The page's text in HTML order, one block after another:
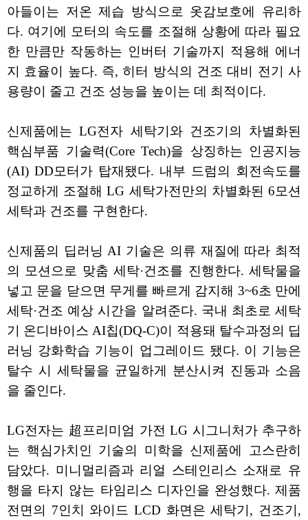
아들이는 저온 제습 방식으로 옷감보호에 유리하
다. 여기에 모터의 속도를 조절해 상황에 따라 필요
한 만큼만 작동하는 인버터 기술까지 적용해 에너
지 효율이 높다. 즉, 히터 방식의 건조 대비 전기 사
용량이 줄고 건조 성능을 높이는 데 최적이다.
신제품에는 LG전자 세탁기와 건조기의 차별화된
핵심부품 기술력(Core Tech)을 상징하는 인공지능
(AI) DD모터가 탑재됐다. 내부 드럼의 회전속도를
정교하게 조절해 LG 세탁가전만의 차별화된 6모션
세탁과 건조를 구현한다.
신제품의 딥러닝 AI 기술은 의류 재질에 따라 최적
의 모션으로 맞춤 세탁·건조를 진행한다. 세탁물을
넣고 문을 닫으면 무게를 빠르게 감지해 3~6초 만에
세탁·건조 예상 시간을 알려준다. 국내 최초로 세탁
기 온디바이스 AI칩(DQ-C)이 적용돼 탈수과정의 딥
러닝 강화학습 기능이 업그레이드 됐다. 이 기능은
탈수 시 세탁물을 균일하게 분산시켜 진동과 소음
을 줄인다.
LG전자는 超프리미엄 가전 LG 시그니처가 추구하
는 핵심가치인 기술의 미학을 신제품에 고스란히
담았다. 미니멀리즘과 리얼 스테인리스 소재로 유
행을 타지 않는 타임리스 디자인을 완성했다. 제품
전면의 7인치 와이드 LCD 화면은 세탁기, 건조기,